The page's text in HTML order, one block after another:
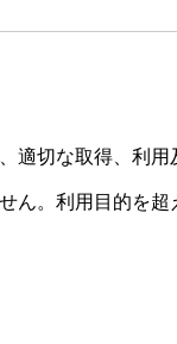
適切な取得、利用
ん。利用目的を